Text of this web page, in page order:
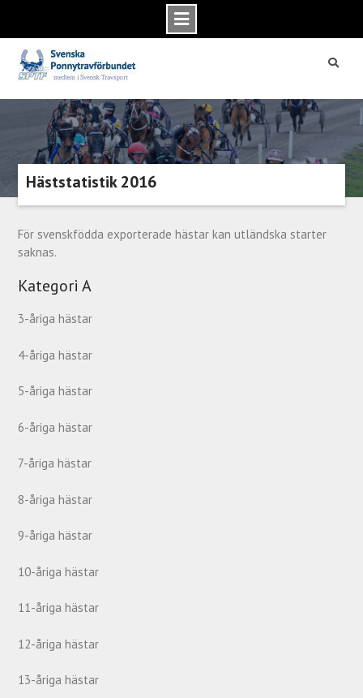
content
Häststatistik 2016
För svenskfödda exporterade hästar kan utländska starter
saknas.
Kategori A
3-åriga hästar
4-åriga hästar
5-åriga hästar
6-åriga hästar
7-åriga hästar
8-åriga hästar
9-åriga hästar
10-åriga hästar
11-åriga hästar
12-åriga hästar
13-åriga hästar